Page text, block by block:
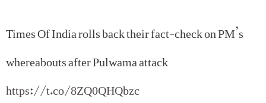
Times Of India rolls back their fact-check on PM’s
whereabouts after Pulwama attack
https://t.co/8ZQ0QHQbzc